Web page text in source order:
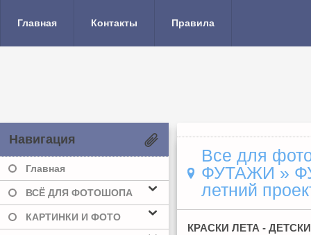
Главная Контакты Правила
Навигация
Главная
ВСЁ ДЛЯ ФОТОШОПА
КАРТИНКИ И ФОТО
Все для
ФУТАЖИ »
летний
КРАСКИ ЛЕТА -